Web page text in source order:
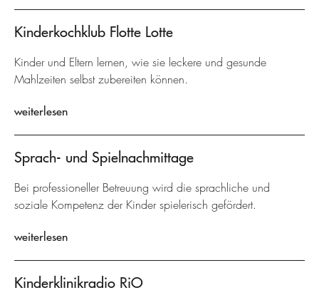
Kinderkochklub Flotte Lotte
Kinder und Eltern lernen, wie sie leckere und gesunde
Mahlzeiten selbst zubereiten können.
weiterlesen
Sprach- und Spielnachmittage
Bei professioneller Betreuung wird die sprachliche und
soziale Kompetenz der Kinder spielerisch gefördert.
weiterlesen
Kinderklinikradio RiO